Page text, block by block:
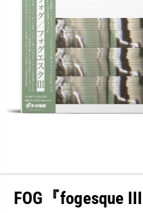
FOG『fogesque